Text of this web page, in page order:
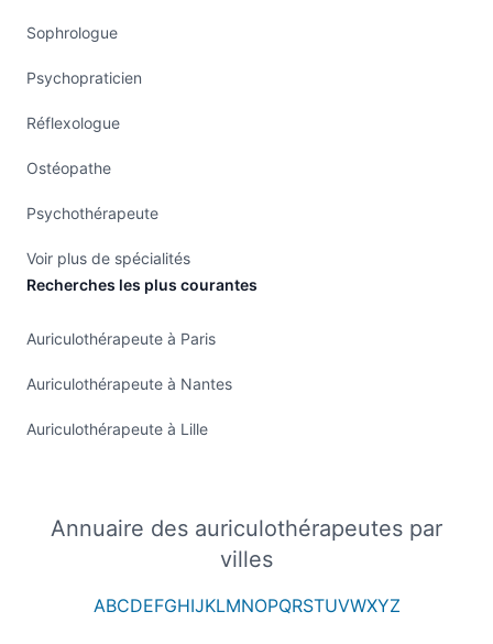
Sophrologue
Psychopraticien
Réflexologue
Ostéopathe
Psychothérapeute
Voir plus de spécialités
Recherches les plus courantes
Auriculothérapeute à Paris
Auriculothérapeute à Nantes
Auriculothérapeute à Lille
Annuaire des auriculothérapeutes par
villes
ABCDEFGHIJKLMNOPQRSTUVWXYZ